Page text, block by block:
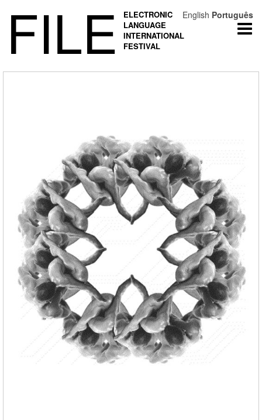
FILE
ELECTRONIC
LANGUAGE
INTERNATIONAL
FESTIVAL
English Português